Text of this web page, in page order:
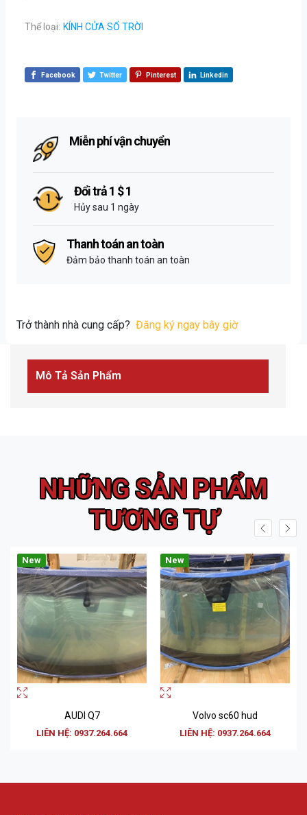
Thể loại: KÍNH CỬA SỔ TRỜI
Facebook Twitter Pinterest Linkedin
Miễn phí vận chuyển
Đổi trả 1 $ 1
Hủy sau 1 ngày
Thanh toán an toàn
Đảm bảo thanh toán an toàn
Trở thành nhà cung cấp? Đăng ký ngay bây giờ
Mô Tả Sản Phẩm
NHỮNG SẢN PHẨM
TƯƠNG TỰ
New
AUDI Q7
LIÊN HỆ: 0937.264.664
New
Volvo sc60 hud
LIÊN HỆ: 0937.264.664